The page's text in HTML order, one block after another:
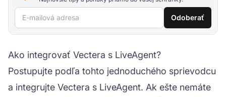
E-mailová adresa Odoberať
Ako integrovať Vectera s LiveAgent?
Postupujte podľa tohto jednoduchého sprievodcu
a integrujte Vectera s LiveAgent. Ak ešte nemáte